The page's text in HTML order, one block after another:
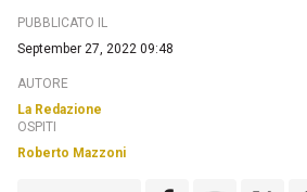
PUBBLICATO IL
September 27, 2022 09:48
AUTORE
La Redazione
OSPITI
Roberto Mazzoni